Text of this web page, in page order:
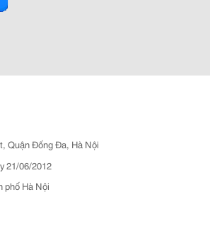
Quận Đống Đa, Hà Nội
21/06/2012
phố Hà Nội